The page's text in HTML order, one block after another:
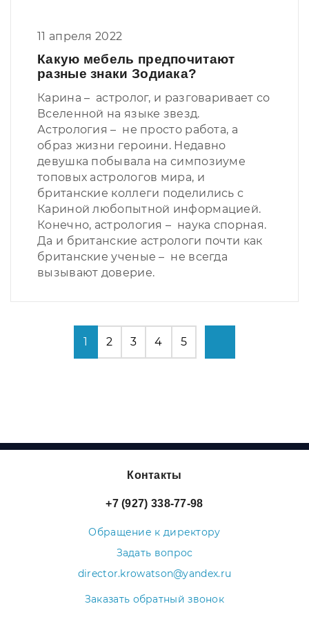
11 апреля 2022
Какую мебель предпочитают
разные знаки Зодиака?
Карина – астролог, и разговаривает со
Вселенной на языке звезд.
Астрология – не просто работа, а
образ жизни героини. Недавно
девушка побывала на симпозиуме
топовых астрологов мира, и
британские коллеги поделились с
Кариной любопытной информацией.
Конечно, астрология – наука спорная.
Да и британские астрологи почти как
британские ученые – не всегда
вызывают доверие.
1 2 3 4 5
Контакты
+7 (927) 338-77-98
Обращение к директору
Задать вопрос
director.krowatson@yandex.ru
Заказать обратный звонок